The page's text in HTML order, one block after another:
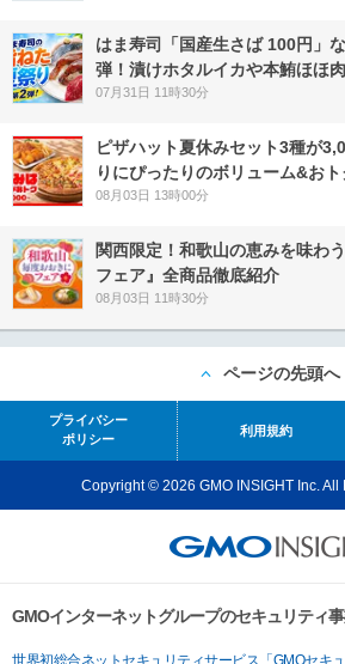
はま寿司「国産生さば 100円」
弾！漬けホタルイカや本鮪ほほ
07月31日 11時30分
ピザハット夏休みセット3種が
りにぴったりのボリューム&お
08月03日 13時00分
関西限定！和歌山の恵みを味わ
フェア』全商品徹底紹介
08月03日 11時30分
ページの先頭へ
プライバシー
ポリシー
利用規約
Copyright © 2026 GMO INSIGHT Inc. All
GMOインターネットグループのセキュリティ
世界初総合ネットセキュリティサービス「GMOセキュ